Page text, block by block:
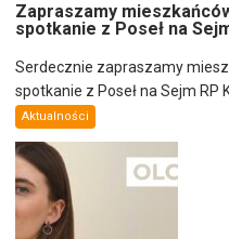
Zapraszamy
spotkanie z Poseł na
Serdecznie zapraszamy
spotkanie z Poseł na Sejm RP
Aktualności